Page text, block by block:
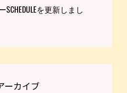
を更新しまし
ーカイブ